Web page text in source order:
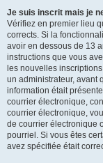
Je suis inscrit mais je
Vérifiez en premier lieu
corrects. Si la
avoir en dessous de 13
instructions que vous
les nouvelles
un administrateur, avant
information était
courrier électronique,
courrier électronique,
de courrier électronique
pourriel. Si vous êtes
avez spécifiée était